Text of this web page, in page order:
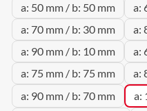
a: 50 mm / b: 50 mm
a:
a: 70 mm / b: 30 mm
a:
a: 90 mm / b: 10 mm
a:
a: 75 mm / b: 75 mm
a:
a: 90 mm / b: 70 mm
a: